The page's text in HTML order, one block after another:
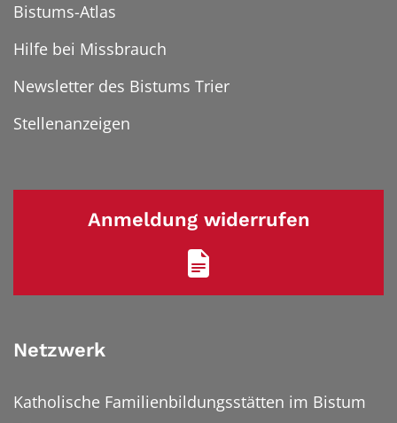
Bistums-Atlas
Hilfe bei Missbrauch
Newsletter des Bistums Trier
Stellenanzeigen
Anmeldung widerrufen
Netzwerk
Katholische Familienbildungsstätten im Bistum